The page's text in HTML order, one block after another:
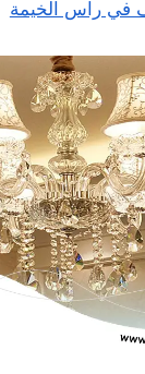
في راس الخيمة